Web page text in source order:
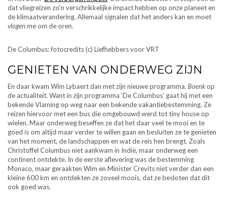
dat vliegreizen zo’n verschrikkelijke impact hebben op onze planeet en
de klimaatverandering. Allemaal signalen dat het anders kan en moet
vlogenme om de oren.
De Columbus: fotocredits (c) Liefhebbers voor VRT
GENIETEN VAN ONDERWEG ZIJN
En daar kwam Wim Lybaert dan met zijn nieuwe programma. Boenkop
de actualiteit. Want in zijn programma ‘De Columbus’ gaat hij met een
bekende Vlaming op weg naar een bekende vakantiebestemming. Ze
reizen hiervoor met een bus die omgebouwd werd tot tiny house op
wielen. Maar onderweg beseffen ze dat het daar veel te mooi en te
goed is om altijd maar verder te willen gaan en besluiten ze te genieten
van het moment, de landschappen en wat de reis hen brengt. Zoals
Christoffel Columbus niet aankwam in Indië, maar onderweg een
continent ontdekte. In de eerste aflevering was de bestemming
Monaco, maar geraakten Wim en Minister Crevits niet verder dan een
kleine 600 km en ontdekten ze zoveel moois, dat ze besloten dat dit
ook goed was.